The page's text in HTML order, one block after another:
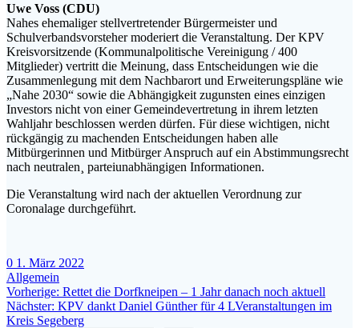
Uwe Voss (CDU)
Nahes ehemaliger stellvertretender Bürgermeister und
Schulverbandsvorsteher moderiert die Veranstaltung. Der KPV
Kreisvorsitzende (Kommunalpolitische Vereinigung / 400
Mitglieder) vertritt die Meinung, dass Entscheidungen wie die
Zusammenlegung mit dem Nachbarort und Erweiterungspläne wie
„Nahe 2030“ sowie die Abhängigkeit zugunsten eines einzigen
Investors nicht von einer Gemeindevertretung in ihrem letzten
Wahljahr beschlossen werden dürfen. Für diese wichtigen, nicht
rückgängig zu machenden Entscheidungen haben alle
Mitbürgerinnen und Mitbürger Anspruch auf ein Abstimmungsrecht
nach neutralen¸ parteiunabhängigen Informationen.
Die Veranstaltung wird nach der aktuellen Verordnung zur
Coronalage durchgeführt.
0 1. März 2022
Allgemein
Beitragsnavigation
Vorherige: Vorheriger
Beitrag:
Rettet die Dorfkneipen – 1 Jahr danach noch aktuell
Nächster: Nächster
Beitrag:
KPV dankt Daniel Günther für 4 LVeranstaltungen im
Kreis Segeberg